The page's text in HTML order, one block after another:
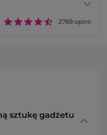
2769 opinii
sztukę gadżetu